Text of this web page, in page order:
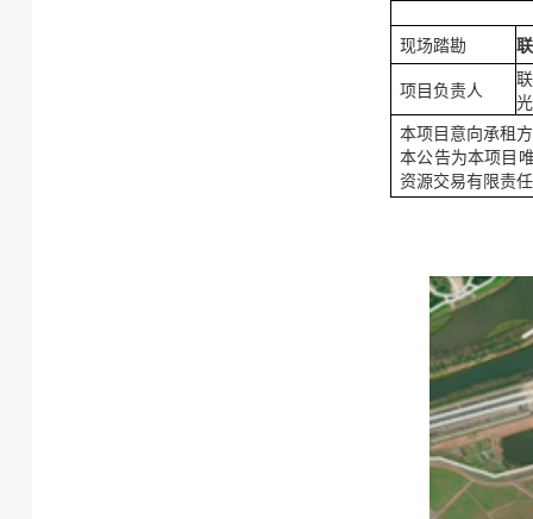
现场踏勘
项目负责人
本项目意向承租方
本公告为本项目
资源交易有限责